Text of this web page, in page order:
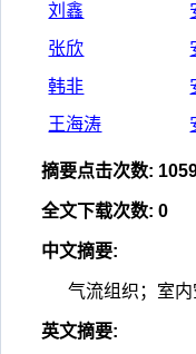
刘鑫
张欣
韩非
王海涛
摘要点击次数:
全文下载次数: 0
中文摘要:
气流组织；室
英文摘要: